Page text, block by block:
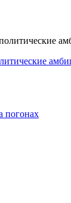
погонах